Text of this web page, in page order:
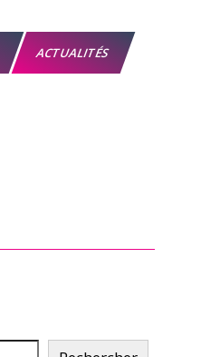
ACTUALITÉS